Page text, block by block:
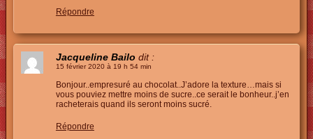
Répondre
Jacqueline Bailo dit :
15 février 2020 à 19 h 54 min
Bonjour..empresuré au chocolat..J’adore la texture…mais si
vous pouviez mettre moins de sucre..ce serait le bonheur..j’en
racheterais quand ils seront moins sucré.
Répondre